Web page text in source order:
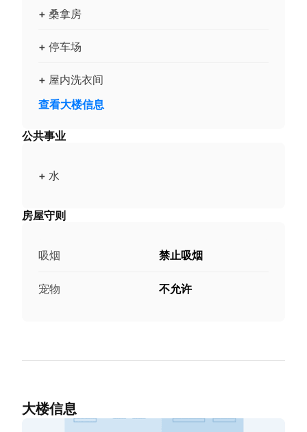
+ 桑拿房
+ 停车场
+ 屋内洗衣间
查看大楼信息
公共事业
+ 水
房屋守则
吸烟 禁止吸烟
宠物 不允许
大楼信息